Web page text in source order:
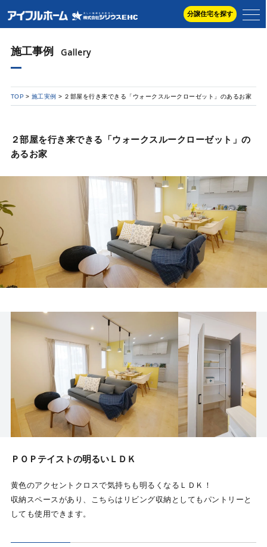
分譲住宅を探す
施工事例 Gallery
TOP 施工実例 ２部屋を行き来できる「ウォークスルークローゼット」のあるお家
２部屋を行き来できる「ウォークスルークローゼット」の
あるお家
ＰＯＰテイストの明るいＬＤＫ
黄色のアクセントクロスで気持ちも明るくなるＬＤＫ！
収納スペースがあり、こちらはリビング収納としてもパントリーと
しても使用できます。